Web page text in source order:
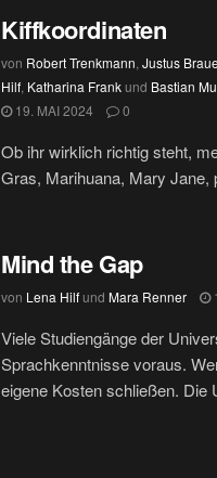
Kiffkoordinaten
von Robert Trenkmann, Justus
Hilf, Katharina Frankund Bastian
19. MAI 2024
0
Ob ihr wirklich richtig steht,
Gras, Marihuana, Mary Jane,
Mind the Gap
von Lena Hilfund Mara Renner
Viele Studiengänge der
Sprachkenntnisse voraus.
eigene Kosten schließen. Die